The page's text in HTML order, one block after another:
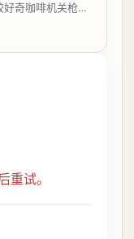
奇咖啡机关枪应
关枪怎么过一、
重试。